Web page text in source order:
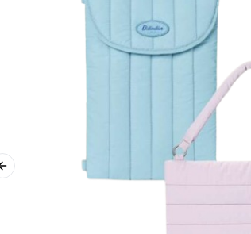
Previous slide